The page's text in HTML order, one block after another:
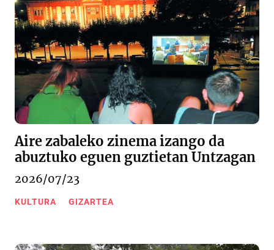
Aire zabaleko zinema izango da
abuztuko eguen guztietan Untzagan
2026/07/23
KULTURA GIZARTEA